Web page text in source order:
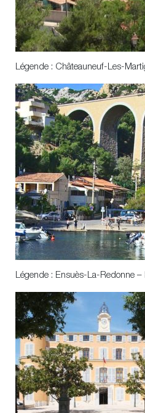
Légende : Châteauneuf-Les-
Légende : Ensuès-La-Redonne